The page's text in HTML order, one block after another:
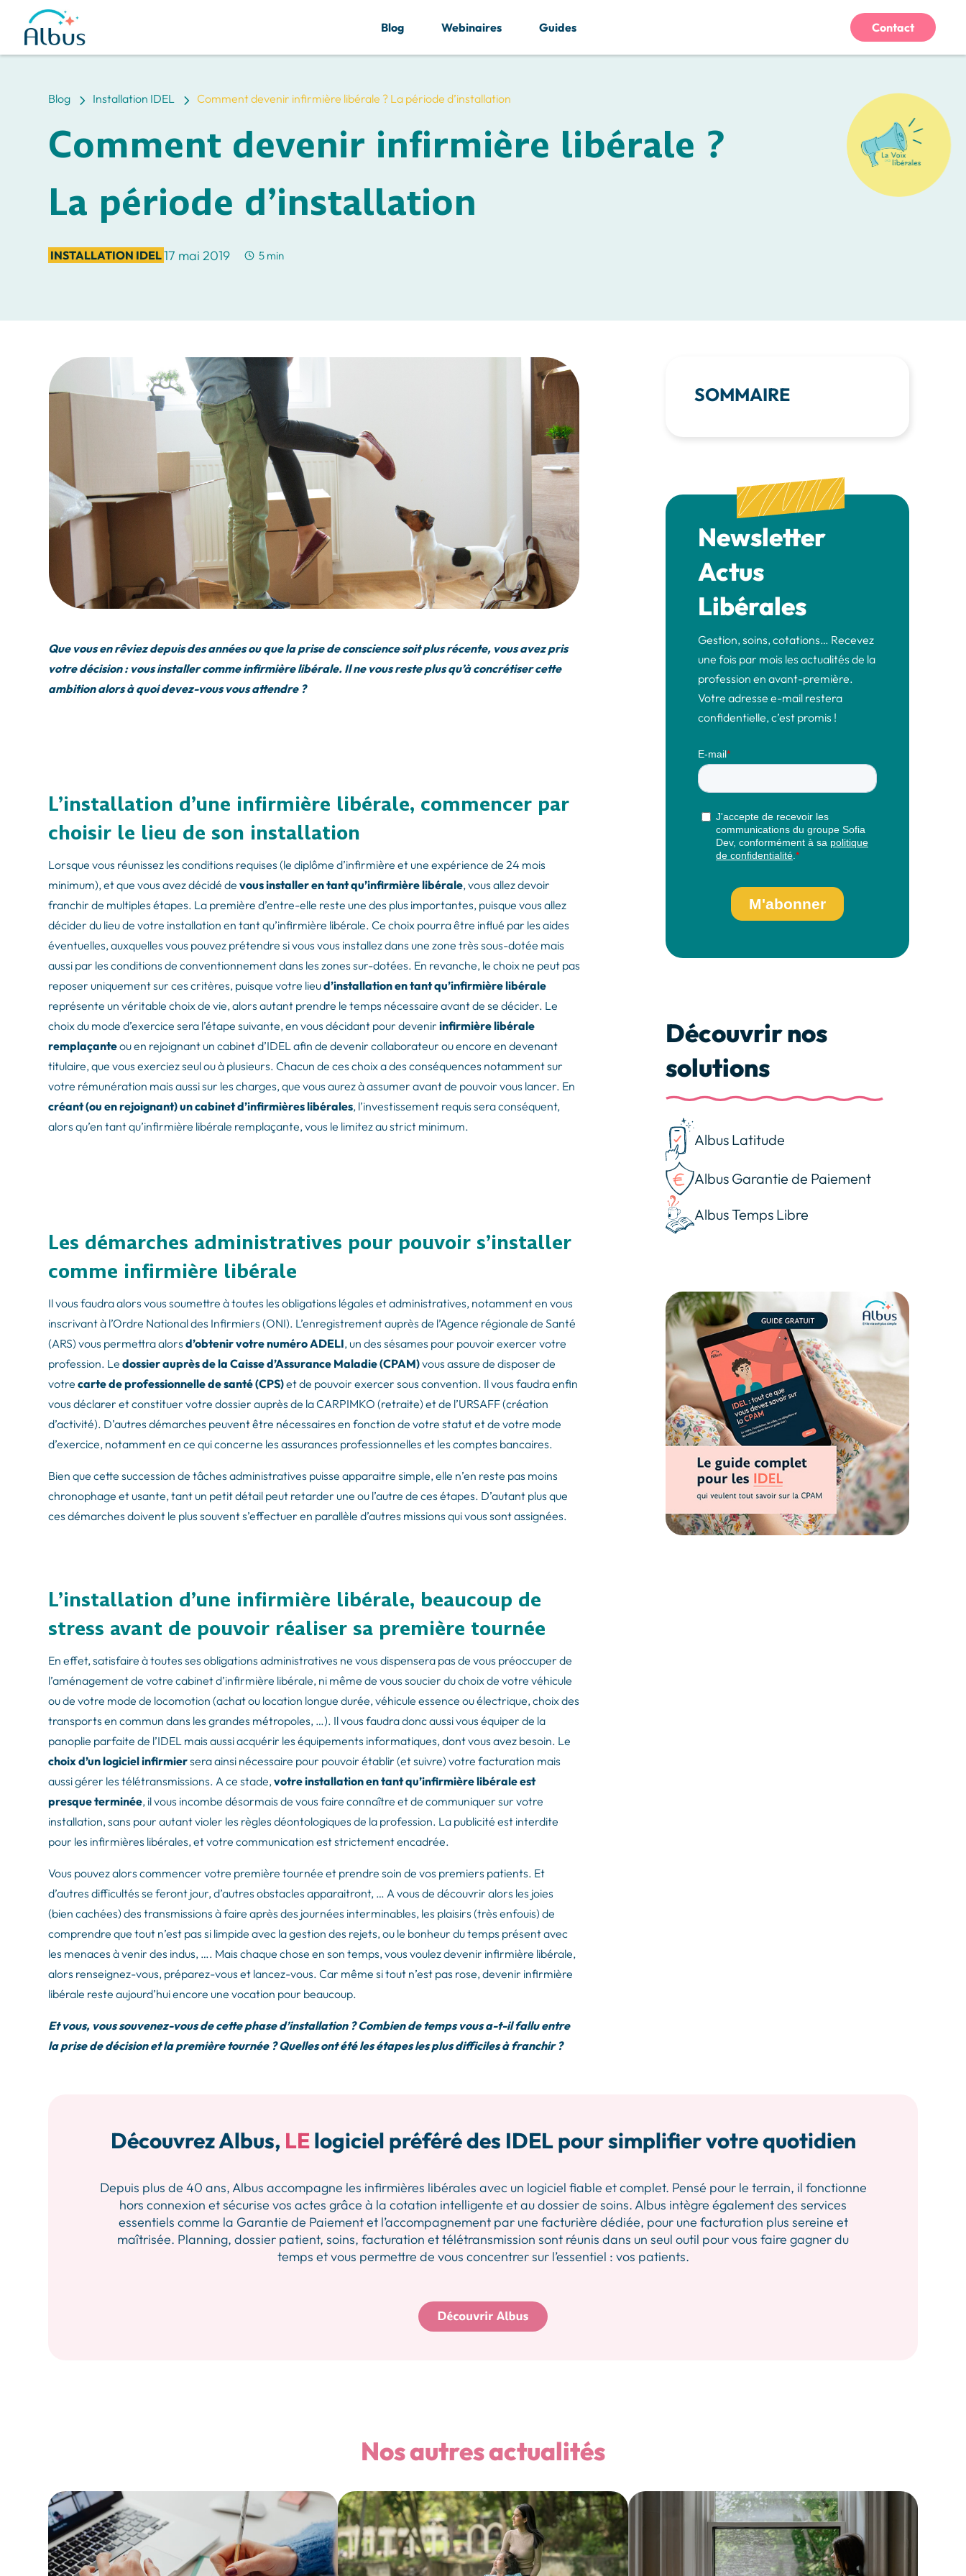
Blog 5 Installation IDEL 5 Comment devenir infirmière libérale ? La période d’installation
Comment devenir infirmière libérale ?
La période d’installation
INSTALLATION IDEL17 mai 2019 5 min
Que vous en rêviez depuis des années ou que la prise de conscience soit plus récente, vous avez pris
votre décision : vous installer comme infirmière libérale. Il ne vous reste plus qu’à concrétiser cette
ambition alors à quoi devez-vous vous attendre ?
L’installation d’une infirmière libérale, commencer par
choisir le lieu de son installation
Lorsque vous réunissez les conditions requises (le diplôme d’infirmière et une expérience de 24 mois
minimum), et que vous avez décidé devous installer en tant qu’infirmière libérale, vous allez devoir
franchir de multiples étapes. La première d’entre-elle reste une des plus importantes, puisque vous allez
décider du lieu de votre installation en tant qu’infirmière libérale. Ce choix pourra être influé par les aides
éventuelles, auxquelles vous pouvez prétendre si vous vous installez dans une zone très sous-dotée mais
aussi par les conditions de conventionnement dans les zones sur-dotées. En revanche, le choix ne peut pas
reposer uniquement sur ces critères, puisque votre lieud’installation en tant qu’infirmière libérale
représente un véritable choix de vie, alors autant prendre le temps nécessaire avant de se décider. Le
choix du mode d’exercice sera l’étape suivante, en vous décidant pour devenirinfirmière libérale
remplaçanteou en rejoignant un cabinet d’IDEL afin de devenir collaborateur ou encore en devenant
titulaire, que vous exerciez seul ou à plusieurs. Chacun de ces choix a des conséquences notamment sur
votre rémunération mais aussi sur les charges, que vous aurez à assumer avant de pouvoir vous lancer. En
créant (ou en rejoignant) un cabinet d’infirmières libérales, l’investissement requis sera conséquent,
alors qu’en tant qu’infirmière libérale remplaçante, vous le limitez au strict minimum.
Les démarches administratives pour pouvoir s’installer
comme infirmière libérale
Il vous faudra alors vous soumettre à toutes les obligations légales et administratives, notamment en vous
inscrivant à l’Ordre National des Infirmiers (ONI). L’enregistrement auprès de l’Agence régionale de Santé
(ARS) vous permettra alorsd’obtenir votre numéro ADELI, un des sésames pour pouvoir exercer votre
profession. Ledossier auprès de la Caisse d’Assurance Maladie (CPAM)vous assure de disposer de
votrecarte de professionnelle de santé (CPS)et de pouvoir exercer sous convention. Il vous faudra enfin
vous déclarer et constituer votre dossier auprès de la CARPIMKO (retraite) et de l’URSAFF (création
d’activité). D’autres démarches peuvent être nécessaires en fonction de votre statut et de votre mode
d’exercice, notamment en ce qui concerne les assurances professionnelles et les comptes bancaires.
Bien que cette succession de tâches administratives puisse apparaitre simple, elle n’en reste pas moins
chronophage et usante, tant un petit détail peut retarder une ou l’autre de ces étapes. D’autant plus que
ces démarches doivent le plus souvent s’effectuer en parallèle d’autres missions qui vous sont assignées.
L’installation d’une infirmière libérale, beaucoup de
stress avant de pouvoir réaliser sa première tournée
En effet, satisfaire à toutes ses obligations administratives ne vous dispensera pas de vous préoccuper de
l’aménagement de votre cabinet d’infirmière libérale, ni même de vous soucier du choix de votre véhicule
ou de votre mode de locomotion (achat ou location longue durée, véhicule essence ou électrique, choix des
transports en commun dans les grandes métropoles, …). Il vous faudra donc aussi vous équiper de la
panoplie parfaite de l’IDEL mais aussi acquérir les équipements informatiques, dont vous avez besoin. Le
choix d’un logiciel infirmiersera ainsi nécessaire pour pouvoir établir (et suivre) votre facturation mais
aussi gérer les télétransmissions. A ce stade,votre installation en tant qu’infirmière libérale est
presque terminée, il vous incombe désormais de vous faire connaître et de communiquer sur votre
installation, sans pour autant violer les règles déontologiques de la profession. La publicité est interdite
pour les infirmières libérales, et votre communication est strictement encadrée.
Vous pouvez alors commencer votre première tournée et prendre soin de vos premiers patients. Et
d’autres difficultés se feront jour, d’autres obstacles apparaitront, … A vous de découvrir alors les joies
(bien cachées) des transmissions à faire après des journées interminables, les plaisirs (très enfouis) de
comprendre que tout n’est pas si limpide avec la gestion des rejets, ou le bonheur du temps présent avec
les menaces à venir des indus, …. Mais chaque chose en son temps, vous voulez devenir infirmière libérale,
alors renseignez-vous, préparez-vous et lancez-vous. Car même si tout n’est pas rose, devenir infirmière
libérale reste aujourd’hui encore une vocation pour beaucoup.
Et vous, vous souvenez-vous de cette phase d’installation ? Combien de temps vous a-t-il fallu entre
la prise de décision et la première tournée ? Quelles ont été les étapes les plus difficiles à franchir ?
SOMMAIRE
Newsletter
Actus
Libérales
Gestion, soins, cotations… Recevez
une fois par mois les actualités de la
profession en avant-première.
Votre adresse e-mail restera
confidentielle, c’est promis !
Découvrir nos
solutions
Albus Latitude
Albus Garantie de Paiement
Albus Temps Libre
Découvrez Albus, LElogiciel préféré des IDEL pour simplifier votre quotidien
Depuis plus de 40 ans, Albus accompagne les infirmières libérales avec un logiciel fiable et complet. Pensé pour le terrain, il fonctionne
hors connexion et sécurise vos actes grâce à la cotation intelligente et au dossier de soins. Albus intègre également des services
essentiels comme la Garantie de Paiement et l’accompagnement par une facturière dédiée, pour une facturation plus sereine et
maîtrisée. Planning, dossier patient, soins, facturation et télétransmission sont réunis dans un seul outil pour vous faire gagner du
temps et vous permettre de vous concentrer sur l’essentiel : vos patients.
Nos autres actualités
Blog Webinaires Guides Contact